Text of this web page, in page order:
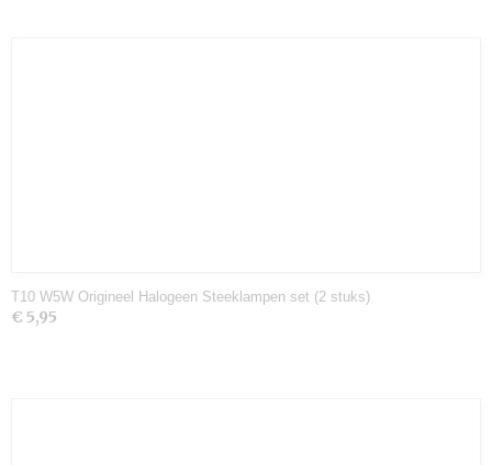
T10 W5W Origineel Halogeen Steeklampen set (2 stuks)
€ 5,95